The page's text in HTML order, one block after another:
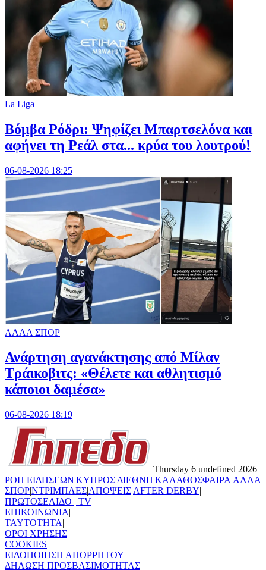
La Liga
Βόμβα Ρόδρι: Ψηφίζει Μπαρτσελόνα και
αφήνει τη Ρεάλ στα... κρύα του λουτρού!
06-08-2026 18:25
ΑΛΛΑ ΣΠΟΡ
Ανάρτηση αγανάκτησης από Μίλαν
Τράικοβιτς: «Θέλετε και αθλητισμό
κάποιοι δαμέσα»
06-08-2026 18:19
Thursday 6 undefined 2026
ΡΟΗ ΕΙΔΗΣΕΩΝ|ΚΥΠΡΟΣ|ΔΙΕΘΝΗ|ΚΑΛΑΘΟΣΦΑΙΡΑ|ΑΛΛΑ
ΣΠΟΡ|ΝΤΡΙΜΠΛΕΣ|ΑΠΟΨΕΙΣ|AFTER DERBY|
ΠΡΩΤΟΣΕΛΙΔΟ | TV
ΕΠΙΚΟΙΝΩΝΙΑ|
TAYTOTHTA|
ΟΡΟΙ ΧΡΗΣΗΣ|
COOKIES|
ΕΙΔΟΠΟΙΗΣΗ ΑΠΟΡΡΗΤΟΥ|
ΔΗΛΩΣΗ ΠΡΟΣΒΑΣΙΜΟΤΗΤΑΣ|